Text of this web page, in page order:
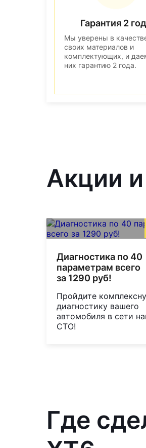
Гарантия 2
Мы уверены в
своих материалов и
комплектующих, и
них гарантию 2 года.
Акции
Диагностика по 40
параметрам всего
за 1290 руб!
Пройдите
диагностику вашего
автомобиля в сети
СТО!
Где